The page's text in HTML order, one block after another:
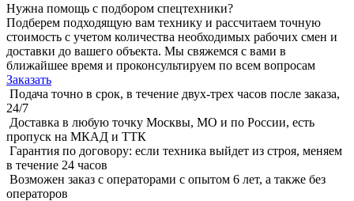
Нужна помощь с подбором спецтехники?
Подберем подходящую вам технику и рассчитаем точную
стоимость с учетом количества необходимых рабочих смен и
доставки до вашего объекта. Мы свяжемся с вами в
ближайшее время и проконсультируем по всем вопросам
Заказать
Подача точно в срок, в течение двух-трех часов после заказа,
24/7
Доставка в любую точку Москвы, МО и по России, есть
пропуск на МКАД и ТТК
Гарантия по договору: если техника выйдет из строя, меняем
в течение 24 часов
Возможен заказ с операторами с опытом 6 лет, а также без
операторов